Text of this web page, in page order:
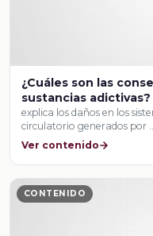
¿Cuáles son las
sustancias adictivas?
explica los daños en los
circulatorio generados por …
Ver contenido
CONTENIDO